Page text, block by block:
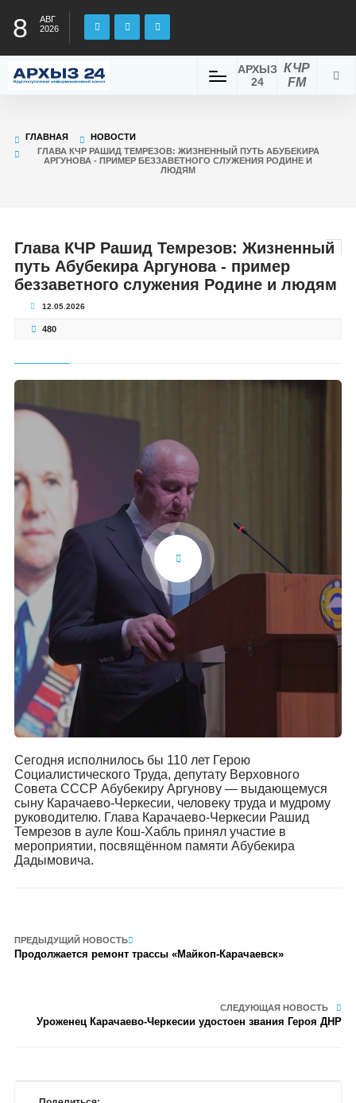
8
АВГ
2026
КЧР
FM
АРХЫЗ
24
ГЛАВНАЯ
НОВОСТИ
ГЛАВА КЧР РАШИД ТЕМРЕЗОВ: ЖИЗНЕННЫЙ ПУТЬ АБУБЕКИРА
АРГУНОВА - ПРИМЕР БЕЗЗАВЕТНОГО СЛУЖЕНИЯ РОДИНЕ И
ЛЮДЯМ
Глава КЧР Рашид Темрезов: Жизненный
путь Абубекира Аргунова - пример
беззаветного служения Родине и людям
12.05.2026
480
Сегодня исполнилось бы 110 лет Герою
Социалистического Труда, депутату Верховного
Совета СССР Абубекиру Аргунову — выдающемуся
сыну Карачаево-Черкесии, человеку труда и мудрому
руководителю. Глава Карачаево-Черкесии Рашид
Темрезов в ауле Кош-Хабль принял участие в
мероприятии, посвящённом памяти Абубекира
Дадымовича.
ПРЕДЫДУЩИЙ НОВОСТЬ
Продолжается ремонт трассы «Майкоп-Карачаевск»
СЛЕДУЮЩАЯ НОВОСТЬ
Уроженец Карачаево-Черкесии удостоен звания Героя ДНР